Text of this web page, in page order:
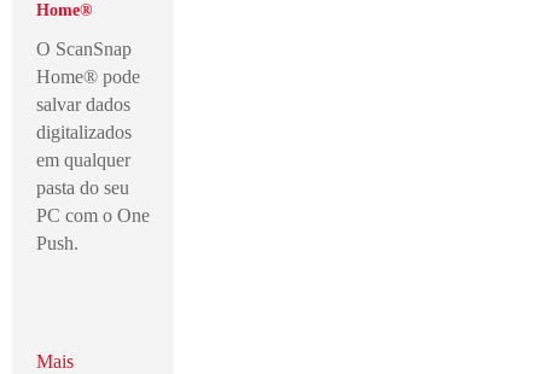
Home®
O ScanSnap
Home® pode
salvar dados
digitalizados
em qualquer
pasta do seu
PC com o One
Push.
Mais